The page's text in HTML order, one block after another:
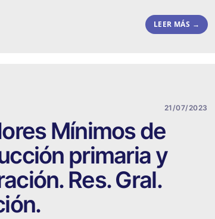
LEER MÁS →
21/07/2023
Mínimos de
primaria y
Res. Gral.